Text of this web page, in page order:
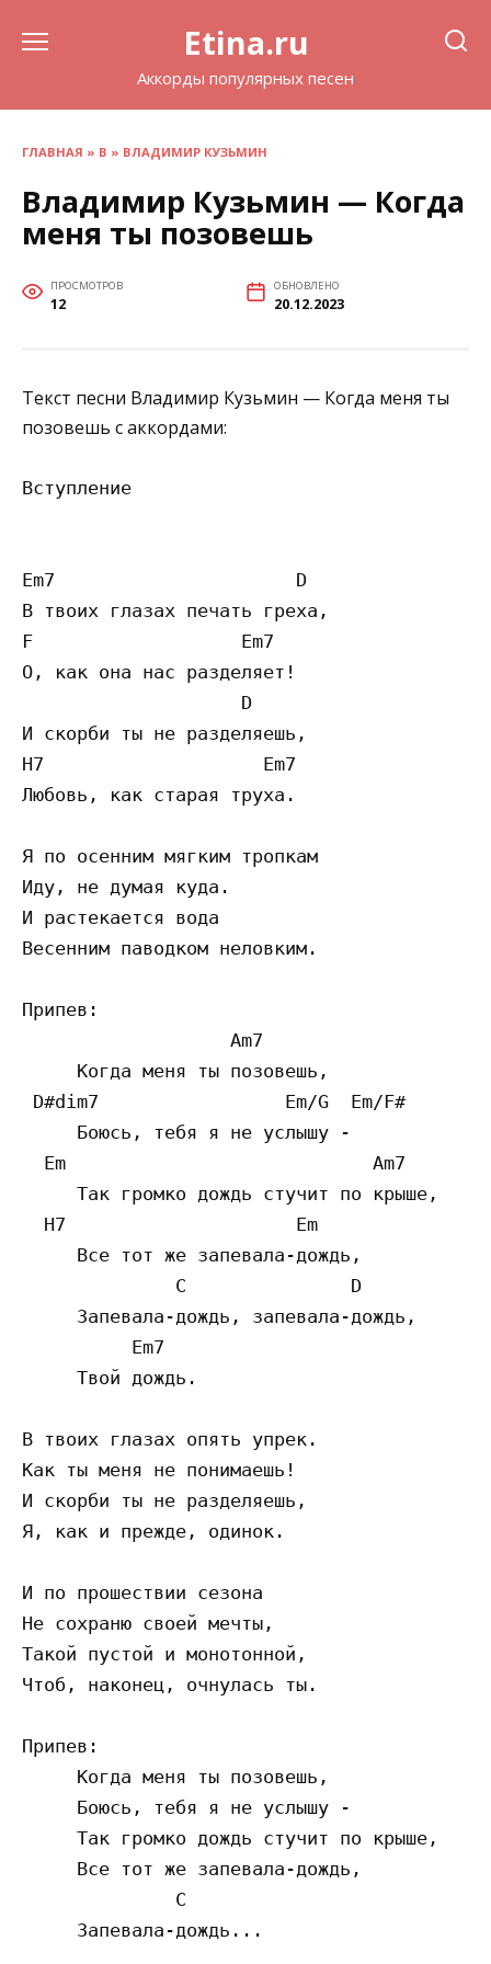
Etina.ru
Аккорды популярных песен
ГЛАВНАЯ » В » ВЛАДИМИР КУЗЬМИН
Владимир Кузьмин — Когда
меня ты позовешь
ПРОСМОТРОВ
12
ОБНОВЛЕНО
20.12.2023
Текст песни Владимир Кузьмин — Когда меня ты
позовешь с аккордами:
Вступление
Em7                      D
В твоих глазах печать греха,
F                   Em7
О, как она нас разделяет!
                    D
И скорби ты не разделяешь,
H7                    Em7
Любовь, как старая труха.
Я по осенним мягким тропкам
Иду, не думая куда.
И растекается вода
Весенним паводком неловким.
Припев:
                   Am7
     Когда меня ты позовешь,
D#dim7                 Em/G  Em/F#
     Боюсь, тебя я не услышу -
  Em                            Am7
     Так громко дождь стучит по крыше,
  H7                     Em
     Все тот же запевала-дождь,
              C               D
     Запевала-дождь, запевала-дождь,
          Em7
     Твой дождь.
В твоих глазах опять упрек.
Как ты меня не понимаешь!
И скорби ты не разделяешь,
Я, как и прежде, одинок.
И по прошествии сезона
Не сохраню своей мечты,
Такой пустой и монотонной,
Чтоб, наконец, очнулась ты.
Припев:
     Когда меня ты позовешь,
     Боюсь, тебя я не услышу -
     Так громко дождь стучит по крыше,
     Все тот же запевала-дождь,
              C
     Запевала-дождь...